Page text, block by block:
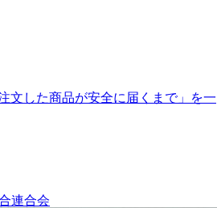
文した商品が安全に届くまで」を一
連合会